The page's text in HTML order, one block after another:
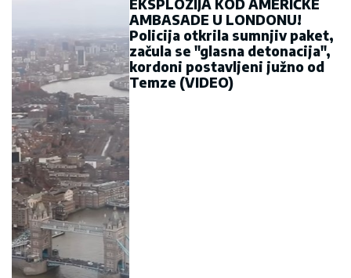
EKSPLOZIJA KOD AMERIČKE
AMBASADE U LONDONU!
Policija otkrila sumnjiv paket,
začula se "glasna detonacija",
kordoni postavljeni južno od
Temze (VIDEO)